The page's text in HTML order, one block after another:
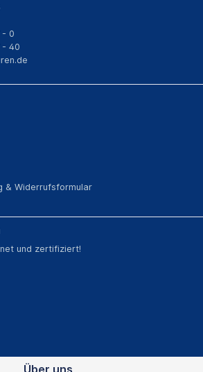
& Widerrufsformular
- 0
- 40
und zertifiziert!